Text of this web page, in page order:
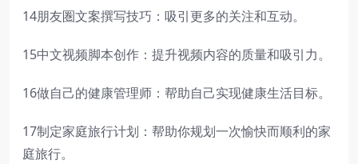
14朋友圏文案撰写技巧：吸引更多的关注和互动。
15中文视频脚本创作：提升视频内容的质量和吸引力。
16做自己的健康管理师：帮助自己实现健康生活目标。
17制定家庭旅行计划：帮助你规划一次愉快而顺利的家
庭旅行。